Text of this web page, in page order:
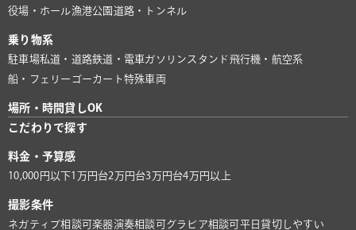
役場・ホール漁港公園 道路・トンネル
乗り物系
駐車場私道・道路鉄道・電車ガソリンスタンド 飛行機・航空系
船・フェリー ゴーカート特殊車両
場所・時間貸しOK
こだわりで探す
料金・予算感
10,000円以下1万円台2万円台3万円台4万円以上
撮影条件
ネガティブ相談可楽器演奏相談可グラビア相談可平日貸切しやすい